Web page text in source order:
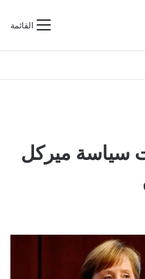
القائمةبحث عن
سياسة ميركل